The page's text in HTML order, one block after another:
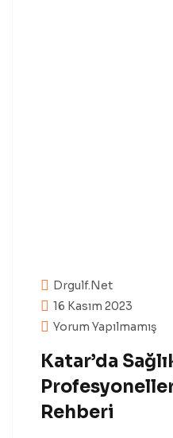
Drgulf.net
16 Kasım 2023
Yorum Yapılmamış
Katar’da
Rehberi